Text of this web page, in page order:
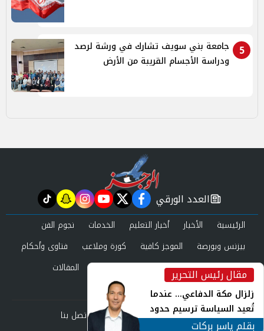
5
جامعة بني سويف تشارك في ورشة لرصد
ودراسة الأجسام القريبة من الأرض
مقال رئيس التحرير
زلزال مكة الدفاعي... عندما
تُعيد السياسة ترسيم حدود
الأمن القومي العربي
بقلم ياسر بركات
newspaper
العدد الورقي facebook
twitter
youtube
instagram
snapchat
tiktok
الرئيسية الأخبار أخبار التعليم الخدمات
نجوم الفن
بيزنس وبورصة
الموجز كافية كورة وملاعب
فتاوى وأحكام
صحة وجمال
عرب وعالم حوادث ومحاكم
المقالات
العدد الورقي
من نحن
سياسة الخصوصية اتصل بنا